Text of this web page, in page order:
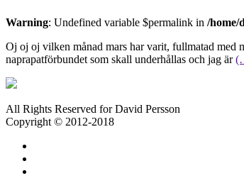
Warning: Undefined variable $permalink in /home/
Oj oj oj vilken månad mars har varit, fullmatad med
naprapatförbundet som skall underhållas och jag är
All Rights Reserved for David Persson
Copyright © 2012-2018